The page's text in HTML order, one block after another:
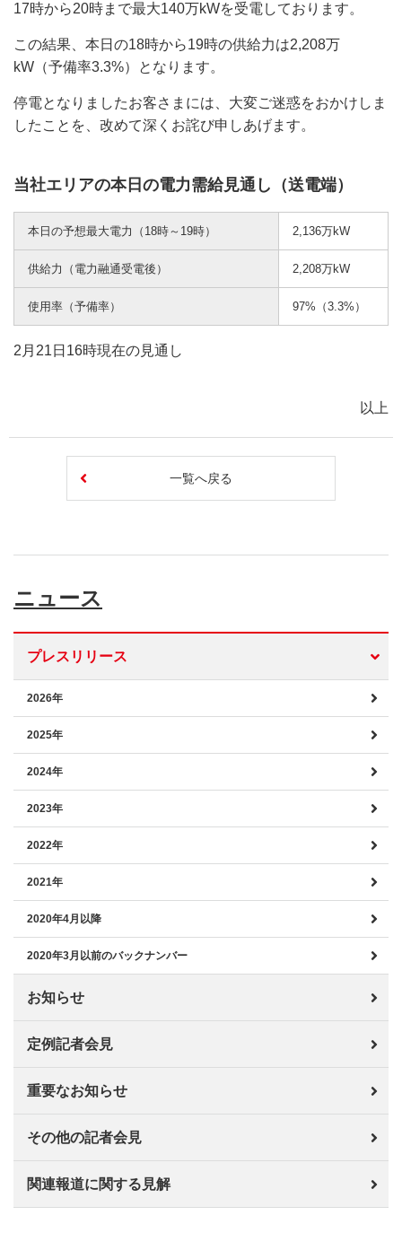
17時から20時まで最大140万kWを受電しております。
この結果、本日の18時から19時の供給力は2,208万
kW（予備率3.3%）となります。
停電となりましたお客さまには、大変ご迷惑をおかけしま
したことを、改めて深くお詫び申しあげます。
当社エリアの本日の電力需給見通し（送電端）
本日の予想最大電力（18時～19時） 2,136万kW
供給力（電力融通受電後） 2,208万kW
使用率（予備率） 97%（3.3%）
2月21日16時現在の見通し
以上
一覧へ戻る
ニュース
プレスリリース
2026年
2025年
2024年
2023年
2022年
2021年
2020年4月以降
2020年3月以前のバックナンバー
お知らせ
定例記者会見
重要なお知らせ
その他の記者会見
関連報道に関する見解